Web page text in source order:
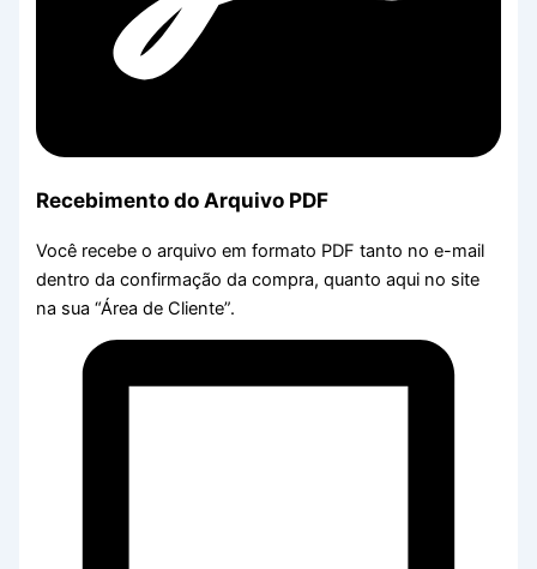
Recebimento do Arquivo PDF
Você recebe o arquivo em formato PDF tanto no e-mail
dentro da confirmação da compra, quanto aqui no site
na sua “Área de Cliente”.